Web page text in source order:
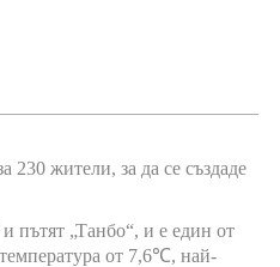
жители, за да се създаде
пътят „Танбо“, и е един от
от 7,6℃, най-